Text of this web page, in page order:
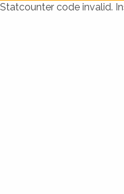
Statcounter code invalid.